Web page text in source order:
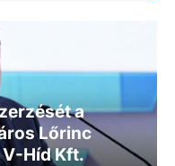
a
Lőrinc
Híd Kft.